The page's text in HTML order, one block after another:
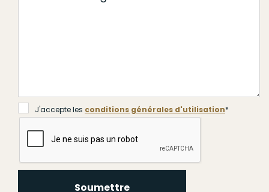
J'accepte les conditions générales d'utilisation*
Soumettre